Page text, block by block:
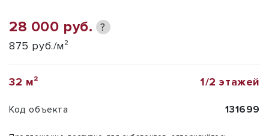
28 000 руб. ?
875 руб./м²
32 м² 1/2 этажей
Код объекта 131699